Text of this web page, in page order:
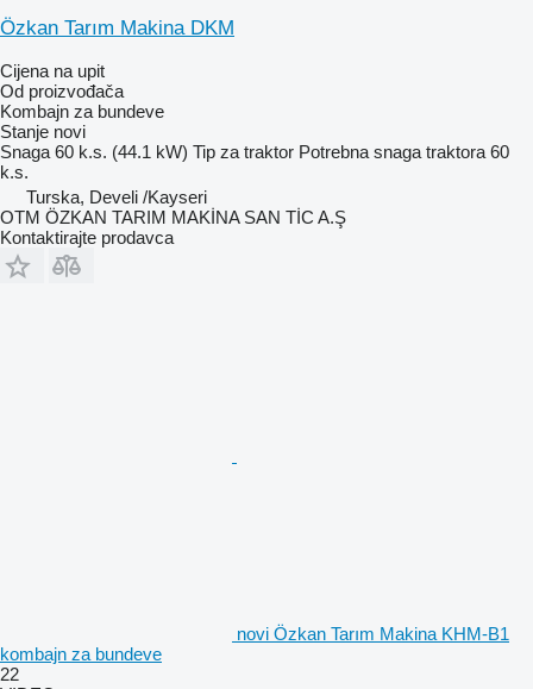
Özkan Tarım Makina DKM
Cijena na upit
Od proizvođača
Kombajn za bundeve
Stanje novi
Snaga 60 k.s. (44.1 kW) Tip za traktor Potrebna snaga traktora 60
k.s.
Turska, Develi /Kayseri
OTM ÖZKAN TARIM MAKİNA SAN TİC A.Ş
Kontaktirajte prodavca
novi Özkan Tarım Makina KHM-B1
kombajn za bundeve
22